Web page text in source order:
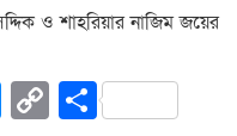
ও শাহরিয়ার নাজিম জয়ের
Messenger
CopyShare